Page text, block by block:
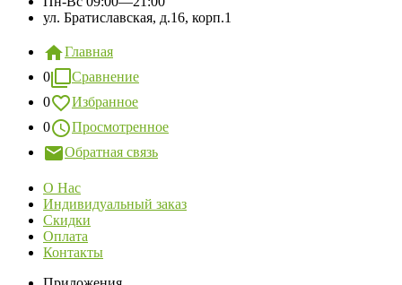
ул. Братиславская, д.16, корп.1
Главная
0
Сравнение
0
Избранное
0
Просмотренное
Обратная связь
О Нас
Индивидуальный заказ
Скидки
Оплата
Контакты